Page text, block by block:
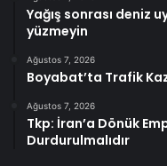
Yağış sonrası deniz
yüzmeyin
Ağustos 7, 2026
Boyabat’ta Trafik
Ağustos 7, 2026
Tkp: İran’a Dönük
Durdurulmalıdır